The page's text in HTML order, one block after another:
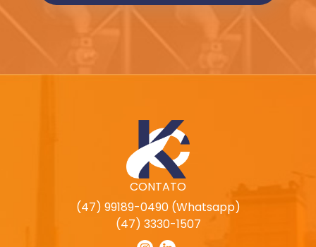
CONTATO
(47) 99189-0490 (Whatsapp)
(47) 3330-1507